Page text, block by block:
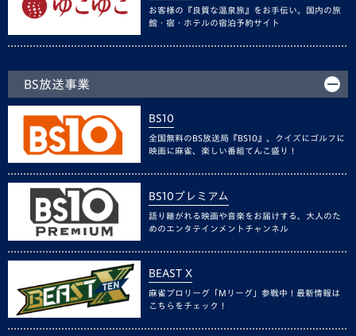
お客様の『良質な温泉旅』をお手伝い。国内の旅
館・宿・ホテルの宿泊予約サイト
BS放送事業
BS10
全国無料のBS放送局『BS10』。クイズにゴルフに
映画に麻雀、楽しい番組てんこ盛り！
BS10プレミアム
語り継がれる映画や音楽をお届けする、大人のた
めのエンタテインメントチャンネル
BEAST X
麻雀プロリーグ「Mリーグ」参戦中！最新情報は
こちらをチェック！